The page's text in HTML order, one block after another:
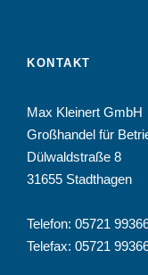
KONTAKT
Max Kleinert GmbH
Großhandel für
Dülwaldstraße 8
31655 Stadthagen
Telefon: 05721
Telefax: 05721